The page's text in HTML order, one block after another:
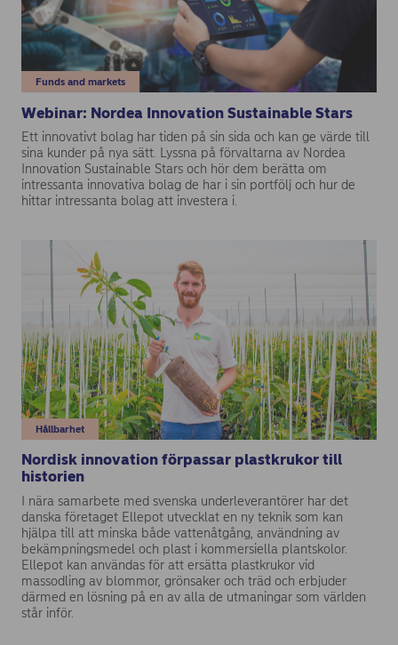
Funds and markets
Webinar: Nordea Innovation Sustainable Stars
Ett innovativt bolag har tiden på sin sida och kan ge värde till
sina kunder på nya sätt. Lyssna på förvaltarna av Nordea
Innovation Sustainable Stars och hör dem berätta om
intressanta innovativa bolag de har i sin portfölj och hur de
hittar intressanta bolag att investera i.
Hållbarhet
Nordisk innovation förpassar plastkrukor till
historien
I nära samarbete med svenska underleverantörer har det
danska företaget Ellepot utvecklat en ny teknik som kan
hjälpa till att minska både vattenåtgång, användning av
bekämpningsmedel och plast i kommersiella plantskolor.
Ellepot kan användas för att ersätta plastkrukor vid
massodling av blommor, grönsaker och träd och erbjuder
därmed en lösning på en av alla de utmaningar som världen
står inför.